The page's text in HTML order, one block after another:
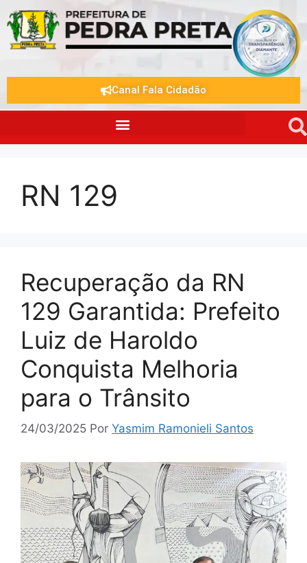
Canal Fala Cidadão
RN 129
Recuperação da RN
129 Garantida: Prefeito
Luiz de Haroldo
Conquista Melhoria
para o Trânsito
24/03/2025 Por Yasmim Ramonieli Santos